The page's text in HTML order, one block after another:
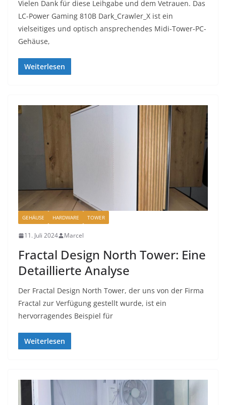
Vielen Dank für diese Leihgabe und dem Vetrauen. Das
LC-Power Gaming 810B Dark_Crawler_X ist ein
vielseitiges und optisch ansprechendes Midi-Tower-PC-
Gehäuse,
Weiterlesen
GEHÄUSE HARDWARE TOWER
11. Juli 2024 Marcel
Fractal Design North Tower: Eine
Detaillierte Analyse
Der Fractal Design North Tower, der uns von der Firma
Fractal zur Verfügung gestellt wurde, ist ein
hervorragendes Beispiel für
Weiterlesen